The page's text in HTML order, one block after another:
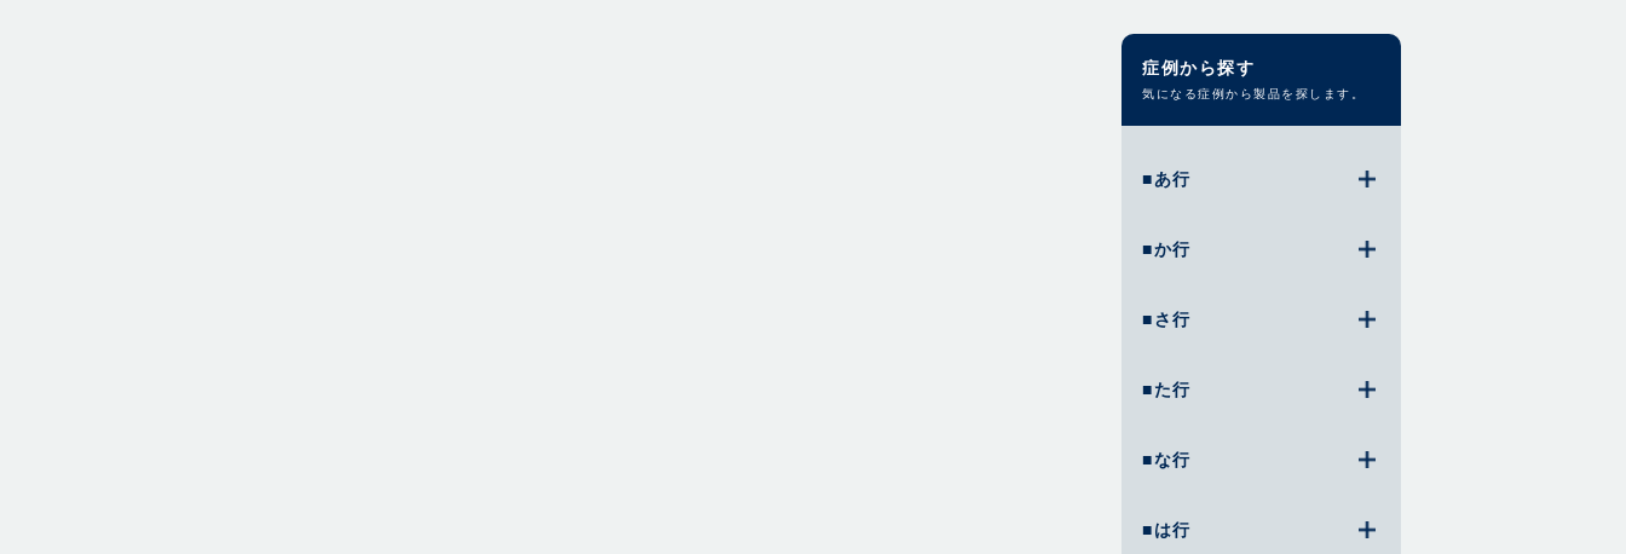
症例から探す
気になる症例から製品を探します。
■あ行
■か行
■さ行
■た行
■な行
■は行